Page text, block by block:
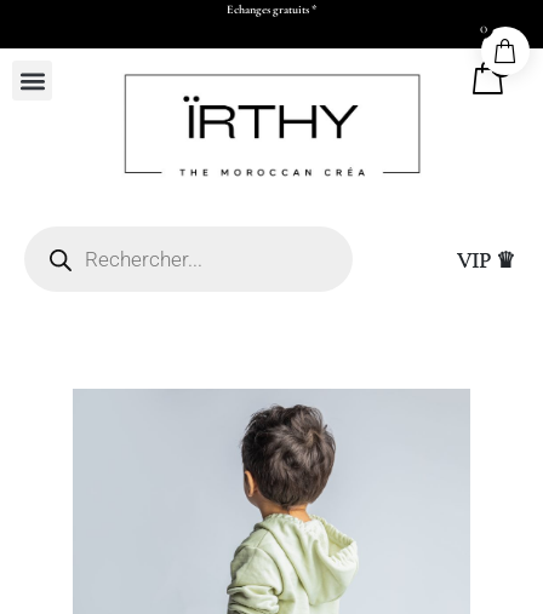
Echanges gratuits *
0
VIP ♛
0
+ ADD
25,00DHS